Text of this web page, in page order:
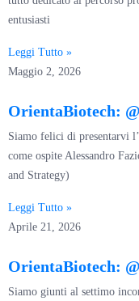
entusiasti
Leggi Tutto »
Maggio 2, 2026
OrientaBiotech:
Siamo felici di presentarvi
come ospite Alessandro
and Strategy)
Leggi Tutto »
Aprile 21, 2026
OrientaBiotech:
Siamo giunti al settimo